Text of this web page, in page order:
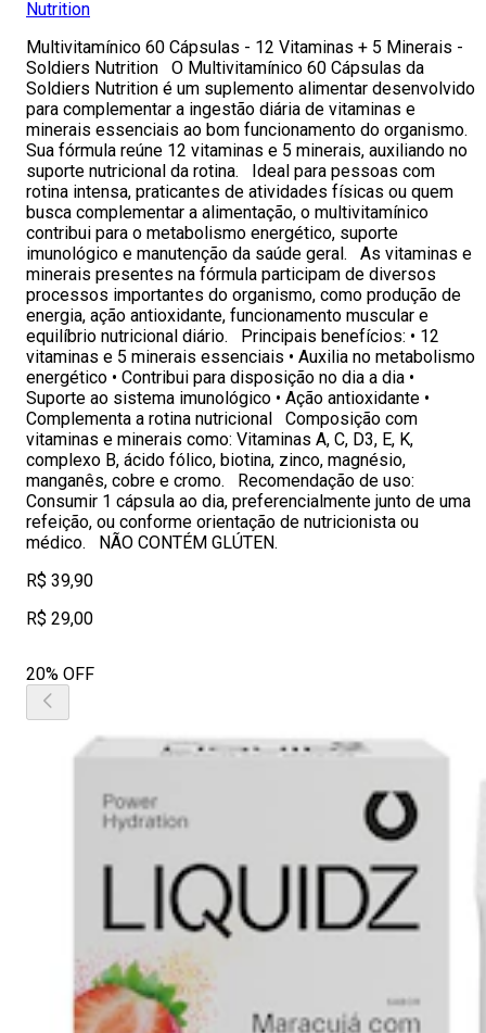
Nutrition
Multivitamínico 60 Cápsulas - 12 Vitaminas + 5 Minerais -
Soldiers Nutrition O Multivitamínico 60 Cápsulas da
Soldiers Nutrition é um suplemento alimentar desenvolvido
para complementar a ingestão diária de vitaminas e
minerais essenciais ao bom funcionamento do organismo.
Sua fórmula reúne 12 vitaminas e 5 minerais, auxiliando no
suporte nutricional da rotina. Ideal para pessoas com
rotina intensa, praticantes de atividades físicas ou quem
busca complementar a alimentação, o multivitamínico
contribui para o metabolismo energético, suporte
imunológico e manutenção da saúde geral. As vitaminas e
minerais presentes na fórmula participam de diversos
processos importantes do organismo, como produção de
energia, ação antioxidante, funcionamento muscular e
equilíbrio nutricional diário. Principais benefícios: • 12
vitaminas e 5 minerais essenciais • Auxilia no metabolismo
energético • Contribui para disposição no dia a dia •
Suporte ao sistema imunológico • Ação antioxidante •
Complementa a rotina nutricional Composição com
vitaminas e minerais como: Vitaminas A, C, D3, E, K,
complexo B, ácido fólico, biotina, zinco, magnésio,
manganês, cobre e cromo. Recomendação de uso:
Consumir 1 cápsula ao dia, preferencialmente junto de uma
refeição, ou conforme orientação de nutricionista ou
médico. NÃO CONTÉM GLÚTEN.
R$ 39,90
R$ 29,00
20% OFF